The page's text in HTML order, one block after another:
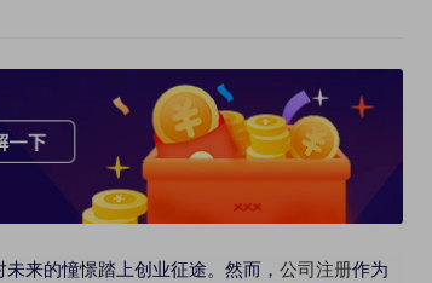
来的憧憬踏上创业征途。然而， 公司注册作为